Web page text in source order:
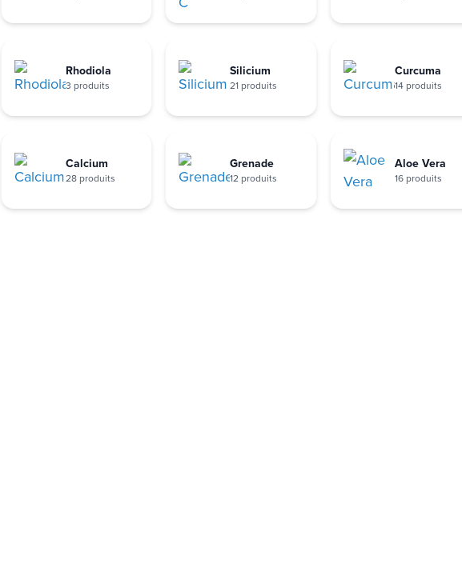
Rhodiola
3 produits
Silicium
21 produits
Curcuma
14 produits
Calcium
28 produits
Grenade
12 produits
Aloe Vera
16 produits